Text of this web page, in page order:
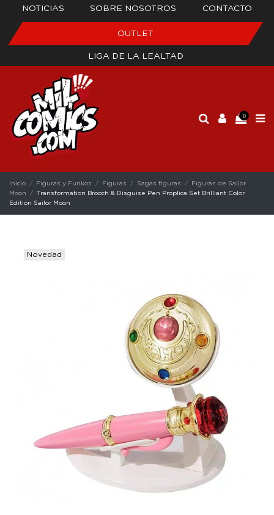
NOTICIAS SOBRE NOSOTROS CONTACTO
OUTLET
LIGA DE LA LEALTAD
0
Inicio Figuras y Funkos Figuras Sagas figuras
Figuras de Sailor
Moon
Transformation Brooch & Disguise Pen Proplica Set Brilliant Color
Edition Sailor Moon
Novedad